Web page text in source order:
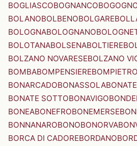
BOGLIASCOBOGNANCO
BOLANOBOLBENOBOLGARE
BOLOGNABOLOGNANO
BOLOTANABOLSENABOLTIERE
BOLZANO NOVARESEBOLZANO
BOMBABOMPENSIEREBOMPIETRO
BONARCADOBONASSOLA
BONATE SOTTOBONAVIGO
BONEABONEFROBONEMERSE
BONNANAROBONOBONORVA
BORCA DI CADOREBORDANO